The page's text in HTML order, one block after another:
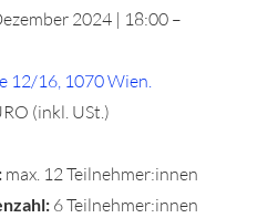
2024 | 18:00 –
12/16, 1070 Wien.
(inkl. USt.)
max. 12 Teilnehmer:innen
6 Teilnehmer:innen